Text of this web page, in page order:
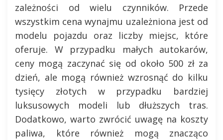
zależności od wielu czynników. Przede
wszystkim cena wynajmu uzależniona jest od
modelu pojazdu oraz liczby miejsc, które
oferuje. W przypadku małych autokarów,
ceny mogą zaczynać się od około 500 zł za
dzień, ale mogą również wzrosnąć do kilku
tysięcy złotych w przypadku bardziej
luksusowych modeli lub dłuższych tras.
Dodatkowo, warto zwrócić uwagę na koszty
paliwa, które również mogą znacząco